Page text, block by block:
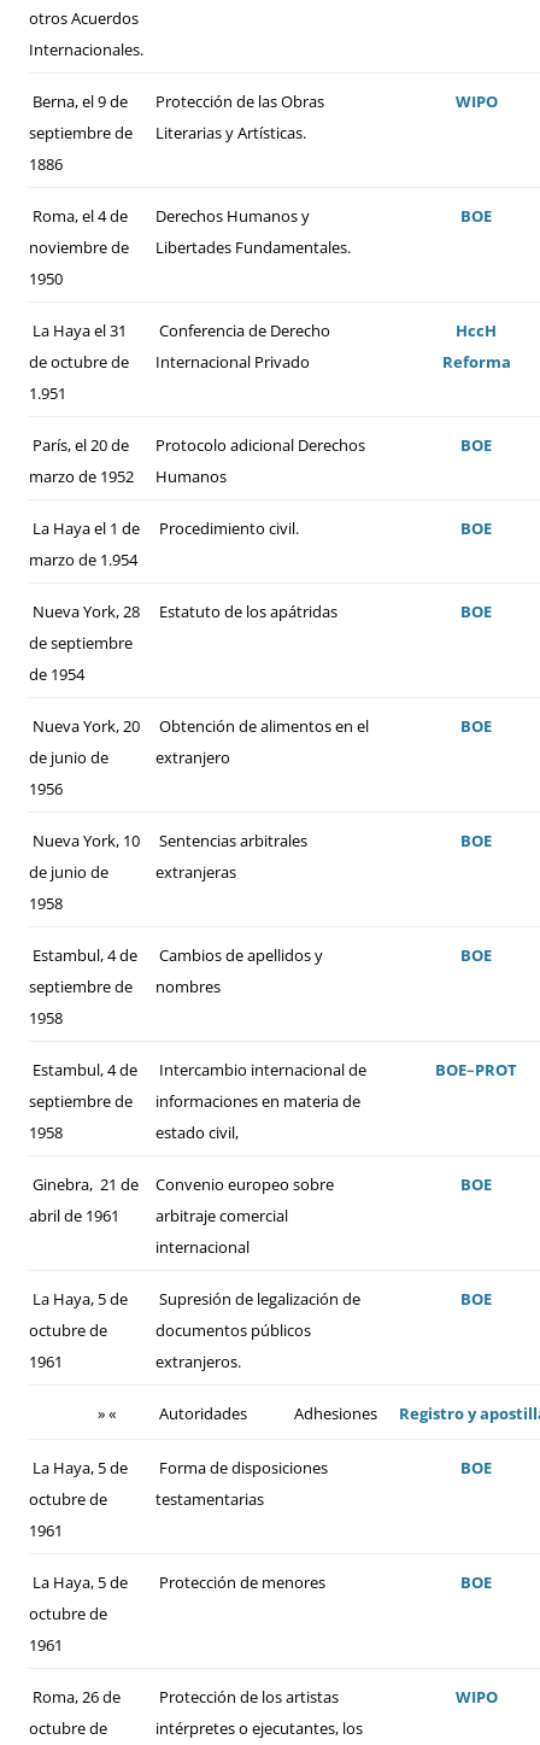
otros Acuerdos
Internacionales.
Berna, el 9 de
septiembre de
1886
Protección de las Obras
Literarias y Artísticas.
WIPO
Roma, el 4 de
noviembre de
1950
Derechos Humanos y
Libertades Fundamentales.
BOE
La Haya el 31
de octubre de
1.951
Conferencia de Derecho
Internacional Privado
HccH
Reforma
París, el 20 de
marzo de 1952
Protocolo adicional Derechos
Humanos
BOE
La Haya el 1 de
marzo de 1.954
Procedimiento civil. BOE
Nueva York, 28
de septiembre
de 1954
Estatuto de los apátridas BOE
Nueva York, 20
de junio de
1956
Obtención de alimentos en el
extranjero
BOE
Nueva York, 10
de junio de
1958
Sentencias arbitrales
extranjeras
BOE
Estambul, 4 de
septiembre de
1958
Cambios de apellidos y
nombres
BOE
Estambul, 4 de
septiembre de
1958
Intercambio internacional de
informaciones en materia de
estado civil,
BOE–PROT
Ginebra, 21 de
abril de 1961
Convenio europeo sobre
arbitraje comercial
internacional
BOE
La Haya, 5 de
octubre de
1961
Supresión de legalización de
documentos públicos
extranjeros.
BOE
» « Autoridades Adhesiones Registro y
La Haya, 5 de
octubre de
1961
Forma de disposiciones
testamentarias
BOE
La Haya, 5 de
octubre de
1961
Protección de menores BOE
Roma, 26 de
octubre de
Protección de los artistas
intérpretes o ejecutantes, los
WIPO